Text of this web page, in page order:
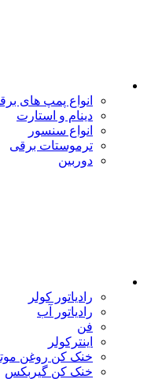
انواع پمپ های
دینام و استارت
انواع سنسور
ترموستات برقی
دوربین
رادیاتور کولر
رادیاتور آب
فن
اینترکولر
خنک کن روغن
خنک کن گیربکس